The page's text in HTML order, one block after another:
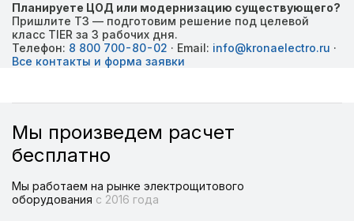
Планируете ЦОД или модернизацию существующего?
Пришлите ТЗ — подготовим решение под целевой
класс TIER за 3 рабочих дня.
Телефон: 8 800 700-80-02 · Email: info@kronaelectro.ru ·
Все контакты и форма заявки
Мы произведем расчет
бесплатно
Мы работаем на рынке электрощитового
оборудования с 2016 года